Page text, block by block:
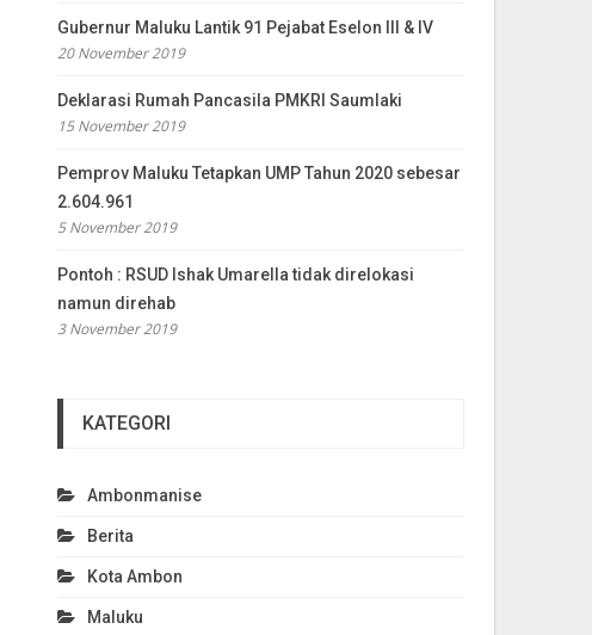
Gubernur Maluku Lantik 91 Pejabat Eselon III & IV
20 November 2019
Deklarasi Rumah Pancasila PMKRI Saumlaki
15 November 2019
Pemprov Maluku Tetapkan UMP Tahun 2020 sebesar
2.604.961
5 November 2019
Pontoh : RSUD Ishak Umarella tidak direlokasi
namun direhab
3 November 2019
KATEGORI
Ambonmanise
Berita
Kota Ambon
Maluku